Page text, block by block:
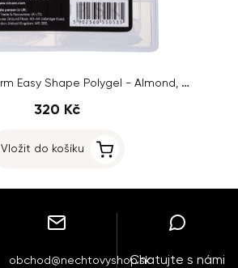
Silcare Dual Form Easy Shape Polygel - Almond, Clear 100ks
320 Kč
Vložit do košíku
obchod@nechtovyshop.skChatujte s námi